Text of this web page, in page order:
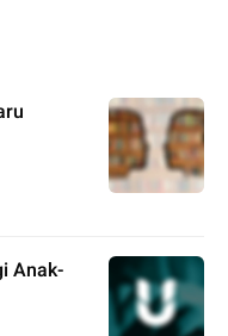
Anak-